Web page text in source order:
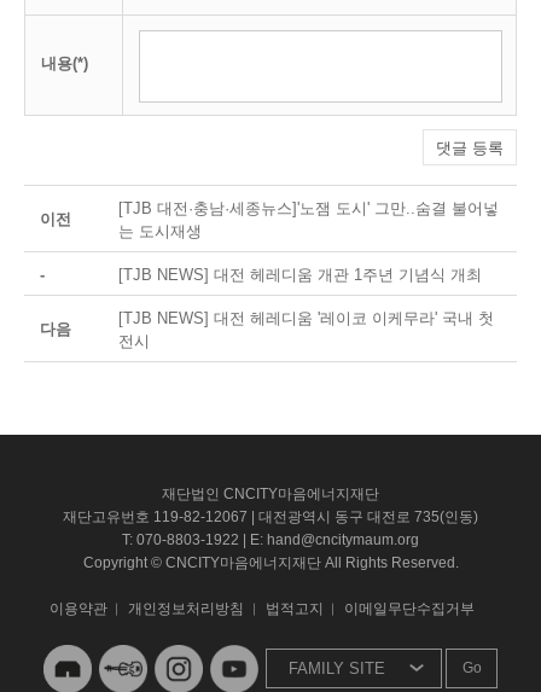
내용(*)
댓글 등록
이전
[TJB 대전·충남·세종뉴스]'노잼 도시' 그만..숨결 불어넣
는 도시재생
- [TJB NEWS] 대전 헤레디움 개관 1주년 기념식 개최
다음
[TJB NEWS] 대전 헤레디움 '레이코 이케무라' 국내 첫
전시
재단법인 CNCITY마음에너지재단
재단고유번호 119-82-12067 | 대전광역시 동구 대전로 735(인동)
T: 070-8803-1922 | E: hand@cncitymaum.org
Copyright © CNCITY마음에너지재단 All Rights Reserved.
이용약관 개인정보처리방침 법적고지 이메일무단수집거부
Go